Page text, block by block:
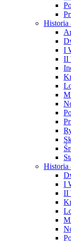
Historia
I
II
Historia
I
II